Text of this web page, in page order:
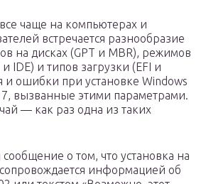
чаще на компьютерах и
встречается разнообразие
на дисках (GPT и MBR), режимов
IDE) и типов загрузки (EFI и
и ошибки при установке Windows
7, вызванные этими параметрами.
— как раз одна из таких
о том, что установка на
информацией об